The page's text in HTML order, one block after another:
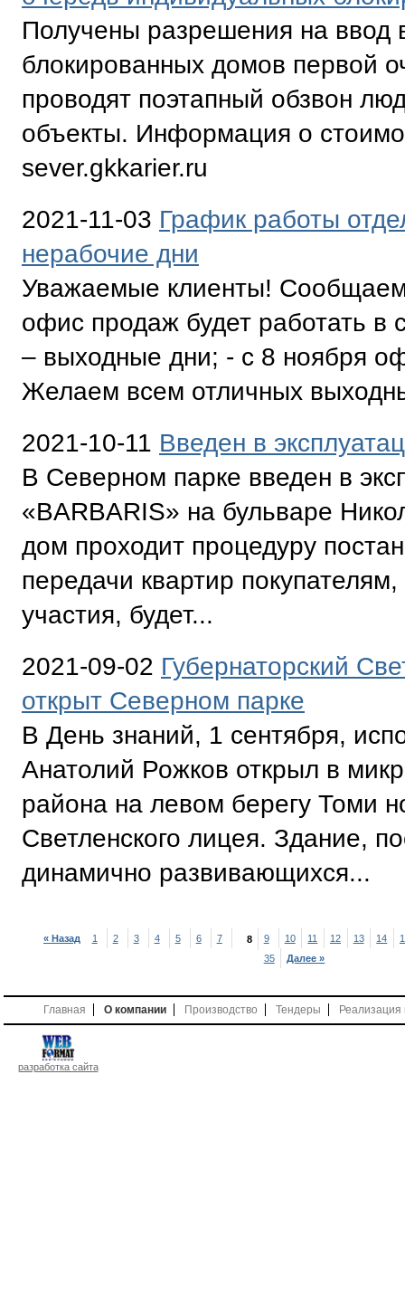
Получены разрешения на ввод
блокированных домов первой
проводят поэтапный обзвон
объекты. Информация о
sever.gkkarier.ru
2021-11-03 График работы
нерабочие дни
Уважаемые клиенты!
офис продаж будет работать
– выходные дни; - с 8 ноября
Желаем всем отличных
2021-10-11 Введен в
В Северном парке введен в
«BARBARIS» на бульваре
дом проходит процедуру
передачи квартир
участия, будет...
2021-09-02 Губернаторский
открыт Северном парке
В День знаний, 1 сентября,
Анатолий Рожков открыл в
района на левом берегу Томи
Светленского лицея. Здание,
динамично развивающихся...
« Назад 1 2 3 4 5 6 7 8 9 10 11 12 13 14
35
Далее »
Главная О компании Производство Тендеры
разработка сайта